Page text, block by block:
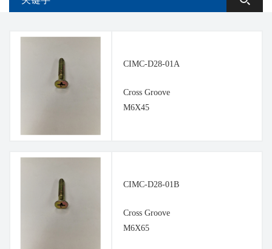
CIMC-D28-01A
Cross Groove
M6X45
CIMC-D28-01B
Cross Groove
M6X65